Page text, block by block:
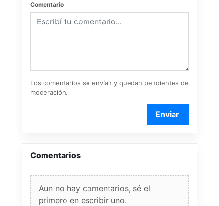
Comentario
Los comentarios se envían y quedan pendientes de
moderación.
Enviar
Comentarios
Aun no hay comentarios, sé el
primero en escribir uno.